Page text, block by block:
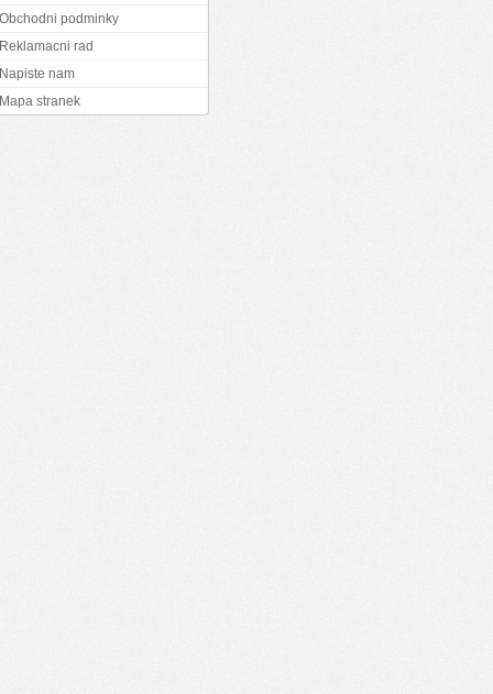
Obchodni podminky
Reklamacni rad
Napiste nam
Mapa stranek